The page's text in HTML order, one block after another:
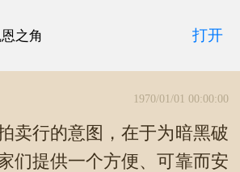
之角 打开
卖行于2014年3月18日关
1970/01/01 00:00:00
卖行的意图，在于为暗黑破
们提供一个方便、可靠而安